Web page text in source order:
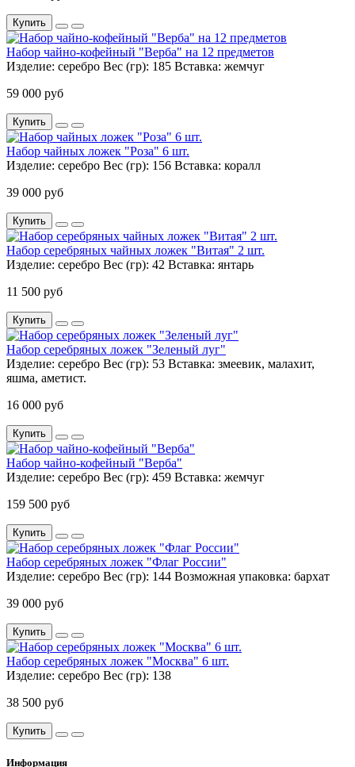
Купить
Набор чайно-кофейный "Верба" на 12 предметов
Изделие: серебро Вес (гр): 185 Вставка: жемчуг
59 000 руб
Купить
Набор чайных ложек "Роза" 6 шт.
Изделие: серебро Вес (гр): 156 Вставка: коралл
39 000 руб
Купить
Набор серебряных чайных ложек "Витая" 2 шт.
Изделие: серебро Вес (гр): 42 Вставка: янтарь
11 500 руб
Купить
Набор серебряных ложек "Зеленый луг"
Изделие: серебро Вес (гр): 53 Вставка: змеевик, мaлaхит,
яшма, аметист.
16 000 руб
Купить
Набор чайно-кофейный "Верба"
Изделие: серебро Вес (гр): 459 Вставка: жемчуг
159 500 руб
Купить
Набор серебряных ложек "Флаг России"
Изделие: серебро Вес (гр): 144 Возможная упаковка: бархат
39 000 руб
Купить
Набор серебряных ложек "Москва" 6 шт.
Изделие: серебро Вес (гр): 138
38 500 руб
Купить
Информация